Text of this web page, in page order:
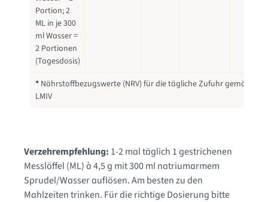
Portion; 2
ML in je 300
ml Wasser =
2 Portionen
(Tagesdosis)
* Nährstoffbezugswerte (NRV) für die tägliche Zufuhr gemäß
LMIV
Verzehrempfehlung: 1-2 mal täglich 1 gestrichenen
Messlöffel (ML) à 4,5 g mit 300 ml natriumarmem
Sprudel/Wasser auflösen. Am besten zu den
Mahlzeiten trinken. Für die richtige Dosierung bitte